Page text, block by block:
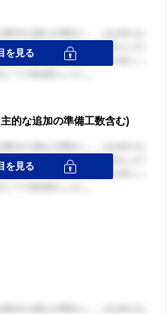
的な追加の準備工数含む)